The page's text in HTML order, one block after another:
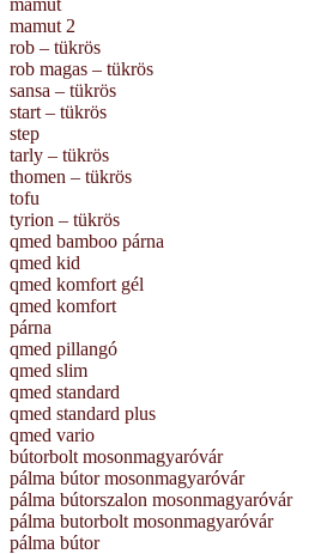
mamut
mamut 2
rob – tükrös
rob magas – tükrös
sansa – tükrös
start – tükrös
step
tarly – tükrös
thomen – tükrös
tofu
tyrion – tükrös
qmed bamboo párna
qmed kid
qmed komfort gél
qmed komfort
párna
qmed pillangó
qmed slim
qmed standard
qmed standard plus
qmed vario
bútorbolt mosonmagyaróvár
pálma bútor mosonmagyaróvár
pálma bútorszalon mosonmagyaróvár
pálma butorbolt mosonmagyaróvár
pálma bútor